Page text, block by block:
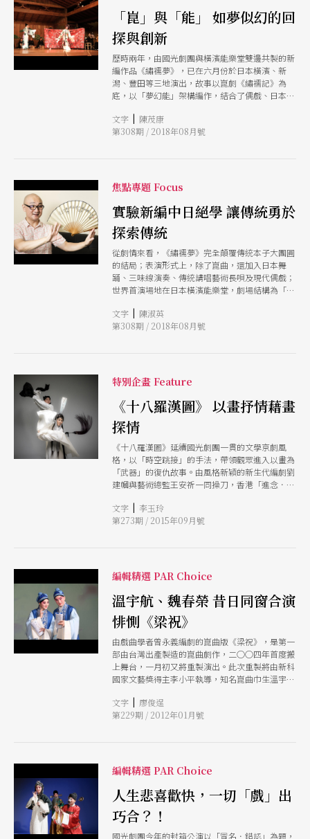
「崑」與「能」 如夢似幻的回
探與創新
歷時兩年，由國光劇團與橫濱能樂堂雙邊共製的新
編作品《繡襦夢》，已在六月份於日本橫濱、新
潟、豐田等三地演出，故事以崑劇《繡襦記》為
底，以「夢幻能」架構編作，結合了偶戲、日本謠
典的能舞台演出。九月份《繡襦夢》將搬上台中與
台北的鏡框式舞台，創作團隊將如何因應變化，呈
文字 | 陳茂康
第308期 / 2018年08月號
焦點專題 Focus
實驗新編中日絕學 讓傳統勇於
探索傳統
從劇情來看，《繡襦夢》完全顛覆傳統本子大團圓
的結局；表演形式上，除了崑曲，還加入日本舞
踊、三味線演奏、傳統講唱藝術長唄及現代偶戲；
世界首演場地在日本橫濱能樂堂，劇場結構為「橋
設布景機關，不能使用字幕輔助觀眾了解劇情。面
對這樣一齣不同語言、文化、藝術形式的實驗新編
文字 | 陳淑英
第308期 / 2018年08月號
特別企畫 Feature
《十八羅漢圖》 以畫抒情藉畫
探情
《十八羅漢圖》延續國光劇團一貫的文學京劇風
格，以「時空跳接」的手法，帶領觀眾進入以畫為
「武器」的復仇故事。由風格新穎的新生代編劇劉
建幗與藝術總監王安祈一同操刀，香港「進念．二
唐文華、溫宇航等國光資深演員演出，連「姊弟
戀」、「老少配」、「文創」等主題都入戲。
文字 | 李玉玲
第273期 / 2015年09月號
編輯精選 PAR Choice
溫宇航、魏春榮 昔日同窗合演
悱惻《梁祝》
由戲曲學者曾永義編劇的崑曲版《梁祝》，是第一
部由台灣出產製造的崑曲劇作，二○○四年首度搬
上舞台，一月初又將重製演出。此次重製將由新科
國家文藝獎得主李小平執導，知名崑曲巾生溫宇航
幼同堂學藝、同台演戲的同班同學，而《梁祝》也
是兩人闊別多年後再次的合作演出。
文字 | 廖俊逞
第229期 / 2012年01月號
編輯精選 PAR Choice
人生悲喜歡快，一切「戲」出
巧合？！
國光劇團今年的封箱公演以「冒名．錯認」為題，